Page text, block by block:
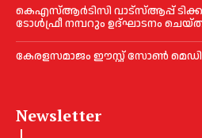
കെഎസ്‌ആര്‍ടിസി വാട്‌സ്‌ആപ്പ്
ടോള്‍ഫ്രീ നമ്പറും ഉദ്ഘാടനം
കേരളസമാജം ഈസ്റ്റ് സോണ്‍
Newsletter